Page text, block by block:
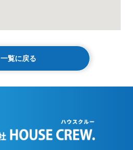
一覧に戻る